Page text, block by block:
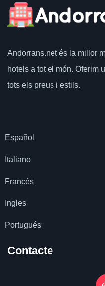
Andorrans.netés la millor
hotels a tot el món. Oferim
tots els preus i estils.
Español
Italiano
Francés
Ingles
Portugués
Contacte